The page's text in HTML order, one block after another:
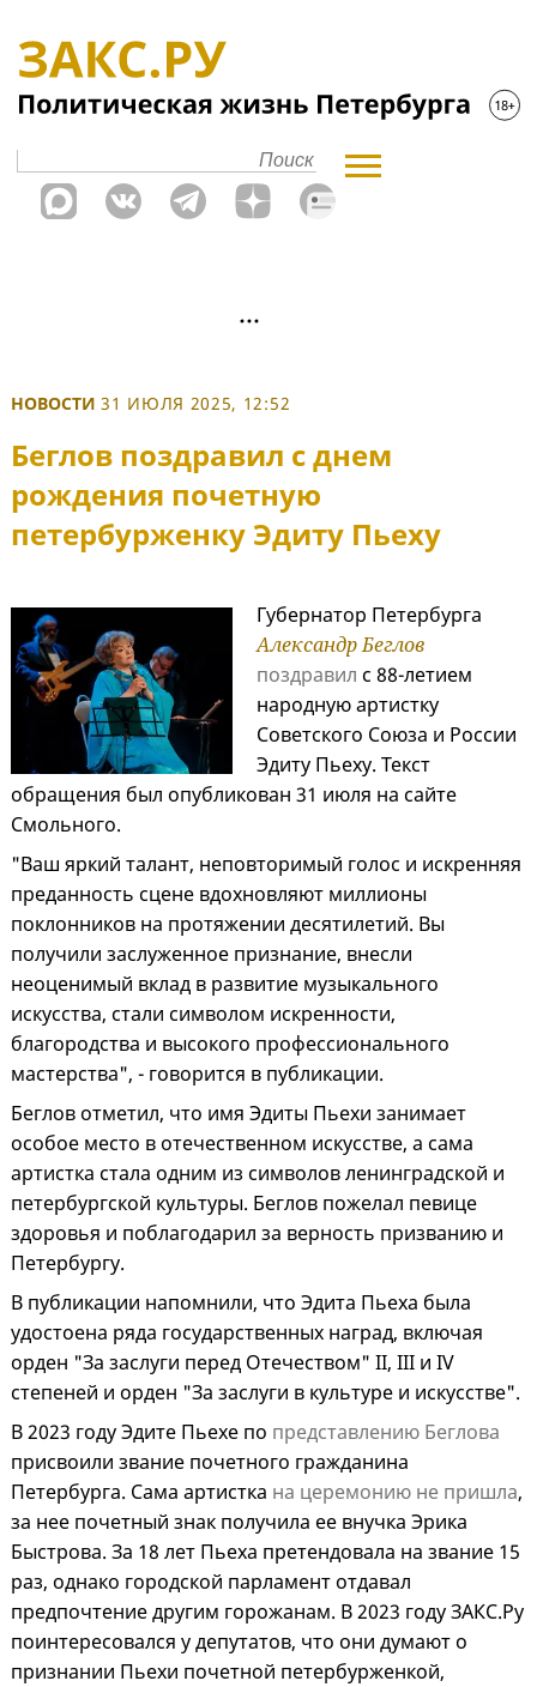
НОВОСТИ 31 ИЮЛЯ 2025, 12:52
Беглов поздравил с днем
рождения почетную
петербурженку Эдиту Пьеху
Губернатор Петербурга
Александр Беглов
поздравил с 88-летием
народную артистку
Советского Союза и России
Эдиту Пьеху. Текст
обращения был опубликован 31 июля на сайте
Смольного.
"Ваш яркий талант, неповторимый голос и искренняя
преданность сцене вдохновляют миллионы
поклонников на протяжении десятилетий. Вы
получили заслуженное признание, внесли
неоценимый вклад в развитие музыкального
искусства, стали символом искренности,
благородства и высокого профессионального
мастерства", - говорится в публикации.
Беглов отметил, что имя Эдиты Пьехи занимает
особое место в отечественном искусстве, а сама
артистка стала одним из символов ленинградской и
петербургской культуры. Беглов пожелал певице
здоровья и поблагодарил за верность призванию и
Петербургу.
В публикации напомнили, что Эдита Пьеха была
удостоена ряда государственных наград, включая
орден "За заслуги перед Отечеством" II, III и IV
степеней и орден "За заслуги в культуре и искусстве".
В 2023 году Эдите Пьехе по представлению Беглова
присвоили звание почетного гражданина
Петербурга. Сама артистка на церемонию не пришла,
за нее почетный знак получила ее внучка Эрика
Быстрова. За 18 лет Пьеха претендовала на звание 15
раз, однако городской парламент отдавал
предпочтение другим горожанам. В 2023 году ЗАКС.Ру
поинтересовался у депутатов, что они думают о
признании Пьехи почетной петербурженкой,